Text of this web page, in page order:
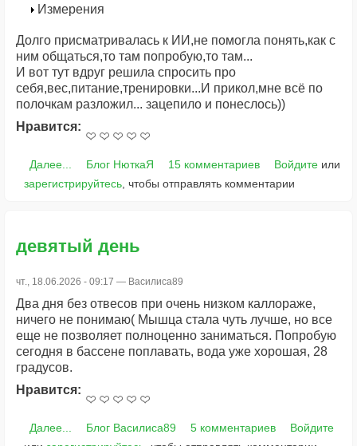
Измерения
Долго присматривалась к ИИ,не помогла понять,как с
ним общаться,то там попробую,то там...
И вот тут вдруг решила спросить про
себя,вес,питание,тренировки...И прикол,мне всё по
полочкам разложил... зацепило и понеслось))
Нравится:
Далее... Блог НюткаЯ 15 комментариев Войдитеили
зарегистрируйтесь , чтобы отправлять комментарии
девятый день
чт., 18.06.2026 - 09:17 — Василиса89
Два дня без отвесов при очень низком каллораже,
ничего не понимаю( Мышца стала чуть лучше, но все
еще не позволяет полноценно заниматься. Попробую
сегодня в бассене поплавать, вода уже хорошая, 28
градусов.
Нравится:
Далее... Блог Василиса89 5 комментариев
Войдите